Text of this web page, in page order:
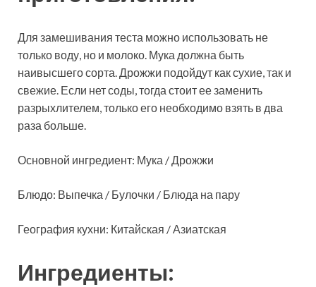
Для замешивания теста можно использовать не
только воду, но и молоко. Мука должна быть
наивысшего сорта. Дрожжи подойдут как сухие, так и
свежие. Если нет соды, тогда стоит ее заменить
разрыхлителем, только его необходимо взять в два
раза больше.
Основной ингредиент: Мука / Дрожжи
Блюдо: Выпечка / Булочки / Блюда на пару
География кухни: Китайская / Азиатская
Ингредиенты: